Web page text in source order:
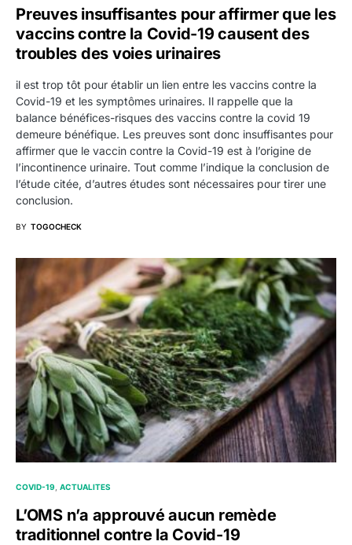
Preuves insuffisantes pour affirmer que les
vaccins contre la Covid-19 causent des
troubles des voies urinaires
il est trop tôt pour établir un lien entre les vaccins contre la
Covid-19 et les symptômes urinaires. Il rappelle que la
balance bénéfices-risques des vaccins contre la covid 19
demeure bénéfique. Les preuves sont donc insuffisantes pour
affirmer que le vaccin contre la Covid-19 est à l’origine de
l’incontinence urinaire. Tout comme l’indique la conclusion de
l’étude citée, d’autres études sont nécessaires pour tirer une
conclusion.
BY TOGOCHECK
COVID-19 ACTUALITES
L’OMS n’a approuvé aucun remède
traditionnel contre la Covid-19